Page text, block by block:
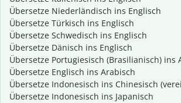
Übersetze Niederländisch ins Englisch
Übersetze Türkisch ins Englisch
Übersetze Schwedisch ins Englisch
Übersetze Dänisch ins Englisch
Übersetze Portugiesisch (Brasilianisch) ins
Übersetze Englisch ins Arabisch
Übersetze Indonesisch ins Chinesisch
Übersetze Indonesisch ins Japanisch